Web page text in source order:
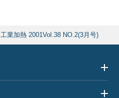
工業加熱 2001Vol.38 NO.2(3月号)